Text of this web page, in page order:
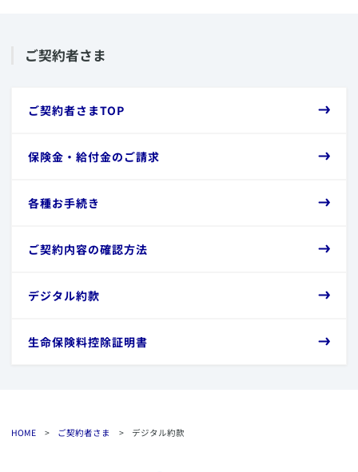
​ご契約者さま
​ご契約者さまTOP
​保険金・給付金のご請求
​各種お手続き
​ご契約内容の確認方法
​デジタル約款
​生命保険料控除証明書
HOME > ご契約者さま > デジタル約款